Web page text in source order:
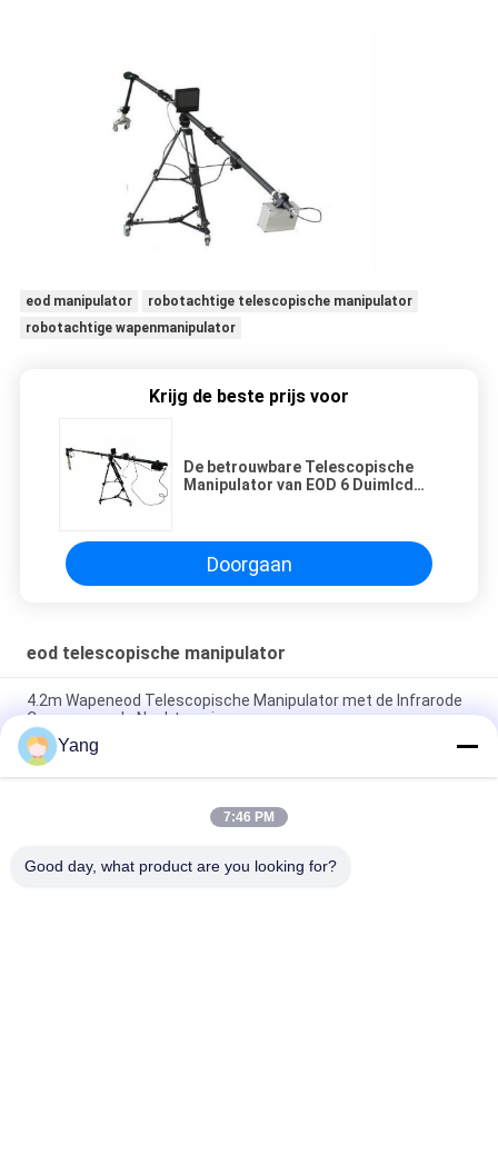
eod manipulator
robotachtige telescopische manipulator
robotachtige wapenmanipulator
Krijg de beste prijs voor
De betrouwbare Telescopische
Manipulator van EOD 6 Duimlcd
Doorgaan
eod telescopische manipulator
4.2m Wapeneod Telescopische Manipulator met de Infrarode
Camera van de Nachtversie
Hooggevoelige terugschermingsdetector voor veiligheid tegen
explosie en drugs
LCD Monitoreod Manipulator, de Lange Robotachtige
Yang
7:46 PM
Good day, what product are you looking for?